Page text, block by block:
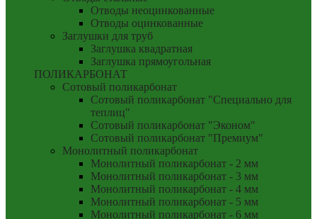
Отводы неоцинкованные
Отводы оцинкованные
Заглушки для труб
Заглушка квадратная
Заглушка прямоугольная
ПОЛИКАРБОНАТ
Сотовый поликарбонат
Сотовый поликарбонат "Специально для
теплиц"
Сотовый поликарбонат "Эконом"
Сотовый поликарбонат "Премиум"
Монолитный поликарбонат
Монолитный поликарбонат - 2 мм
Монолитный поликарбонат - 3 мм
Монолитный поликарбонат - 4 мм
Монолитный поликарбонат - 5 мм
Монолитный поликарбонат - 6 мм